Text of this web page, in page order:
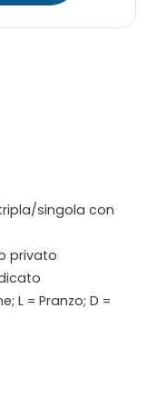
singola con
privato
L = Pranzo; D =